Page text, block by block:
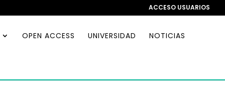
ACCESO USUARIOS
OPEN ACCESS UNIVERSIDAD NOTICIAS